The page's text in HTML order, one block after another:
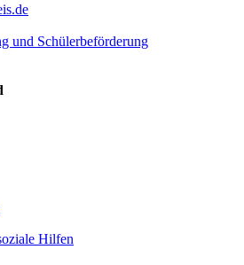
und Schülerbeförderung
Hilfen